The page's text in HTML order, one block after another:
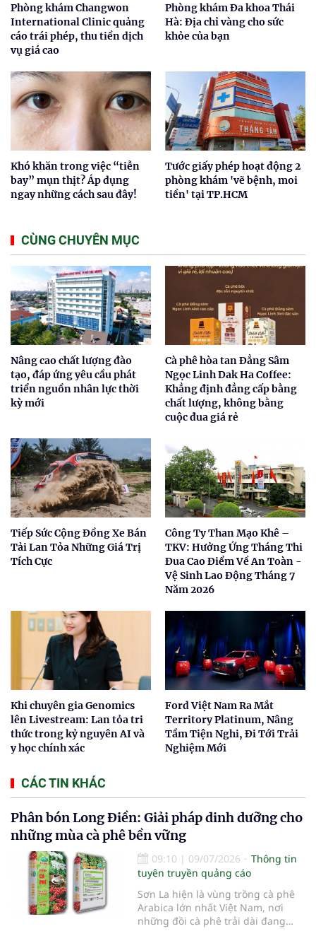
Phòng khám Changwon
International Clinic quảng
cáo trái phép, thu tiền dịch
vụ giá cao
Phòng khám Đa khoa Thái
Hà: Địa chỉ vàng cho sức
khỏe của bạn
Khó khăn trong việc “tiễn
bay” mụn thịt? Áp dụng
ngay những cách sau đây!
Tước giấy phép hoạt động 2
phòng khám 'vẽ bệnh, moi
tiền' tại TP.HCM
CÙNG CHUYÊN MỤC
Nâng cao chất lượng đào
tạo, đáp ứng yêu cầu phát
triển nguồn nhân lực thời
kỳ mới
Cà phê hòa tan Đẳng Sâm
Ngọc Linh Dak Ha Coffee:
Khẳng định đẳng cấp bằng
chất lượng, không bằng
cuộc đua giá rẻ
Tiếp Sức Cộng Đồng Xe Bán
Tải Lan Tỏa Những Giá Trị
Tích Cực
Công Ty Than Mạo Khê –
TKV: Hưởng Ứng Tháng Thi
Đua Cao Điểm Về An Toàn -
Vệ Sinh Lao Động Tháng 7
Năm 2026
Khi chuyên gia Genomics
lên Livestream: Lan tỏa tri
thức trong kỷ nguyên AI và
y học chính xác
Ford Việt Nam Ra Mắt
Territory Platinum, Nâng
Tầm Tiện Nghi, Đi Tới Trải
Nghiệm Mới
CÁC TIN KHÁC
Phân bón Long Điền: Giải pháp dinh dưỡng cho
những mùa cà phê bền vững
09:10 | 09/07/2026
Thông tin
tuyên truyền quảng cáo
Sơn La hiện là vùng trồng cà phê
Arabica lớn nhất Việt Nam, nơi
những đồi cà phê trải dài đang